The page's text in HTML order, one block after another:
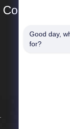
Good day,
for?